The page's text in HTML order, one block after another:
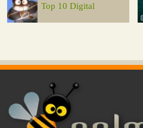
Top 10 Digital